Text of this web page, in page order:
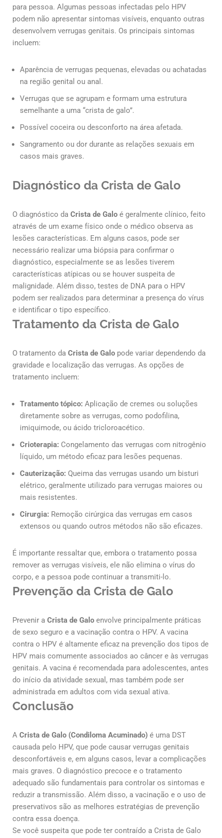
para pessoa. Algumas pessoas infectadas pelo HPV
podem não apresentar sintomas visíveis, enquanto outras
desenvolvem verrugas genitais. Os principais sintomas
incluem:
Aparência de verrugas pequenas, elevadas ou achatadas
na região genital ou anal.
Verrugas que se agrupam e formam uma estrutura
semelhante a uma “crista de galo”.
Possível coceira ou desconforto na área afetada.
Sangramento ou dor durante as relações sexuais em
casos mais graves.
Diagnóstico da Crista de Galo
O diagnóstico da Crista de Galo é geralmente clínico, feito
através de um exame físico onde o médico observa as
lesões características. Em alguns casos, pode ser
necessário realizar uma biópsia para confirmar o
diagnóstico, especialmente se as lesões tiverem
características atípicas ou se houver suspeita de
malignidade. Além disso, testes de DNA para o HPV
podem ser realizados para determinar a presença do vírus
e identificar o tipo específico.
Tratamento da Crista de Galo
O tratamento da Crista de Galo pode variar dependendo da
gravidade e localização das verrugas. As opções de
tratamento incluem:
Tratamento tópico: Aplicação de cremes ou soluções
diretamente sobre as verrugas, como podofilina,
imiquimode, ou ácido tricloroacético.
Crioterapia: Congelamento das verrugas com nitrogênio
líquido, um método eficaz para lesões pequenas.
Cauterização: Queima das verrugas usando um bisturi
elétrico, geralmente utilizado para verrugas maiores ou
mais resistentes.
Cirurgia: Remoção cirúrgica das verrugas em casos
extensos ou quando outros métodos não são eficazes.
É importante ressaltar que, embora o tratamento possa
remover as verrugas visíveis, ele não elimina o vírus do
corpo, e a pessoa pode continuar a transmiti-lo.
Prevenção da Crista de Galo
Prevenir a Crista de Galo envolve principalmente práticas
de sexo seguro e a vacinação contra o HPV. A vacina
contra o HPV é altamente eficaz na prevenção dos tipos de
HPV mais comumente associados ao câncer e às verrugas
genitais. A vacina é recomendada para adolescentes, antes
do início da atividade sexual, mas também pode ser
administrada em adultos com vida sexual ativa.
Conclusão
A Crista de Galo (Condiloma Acuminado) é uma DST
causada pelo HPV, que pode causar verrugas genitais
desconfortáveis e, em alguns casos, levar a complicações
mais graves. O diagnóstico precoce e o tratamento
adequado são fundamentais para controlar os sintomas e
reduzir a transmissão. Além disso, a vacinação e o uso de
preservativos são as melhores estratégias de prevenção
contra essa doença.
Se você suspeita que pode ter contraído a Crista de Galo